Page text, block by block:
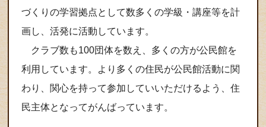
づくりの学習拠点として数多くの学級・講座等を計
画し、活発に活動しています。
クラブ数も100団体を数え、多くの方が公民館を
利用しています。より多くの住民が公民館活動に関
わり、関心を持って参加していいただけるよう、住
民主体となってがんばっています。